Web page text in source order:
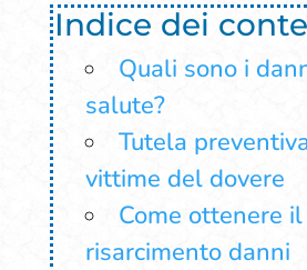
Indice dei
Quali sono i
salute?
Tutela
vittime del dovere
Come ottenere il
risarcimento danni